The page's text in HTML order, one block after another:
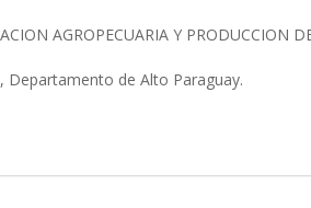
AGROPECUARIA Y PRODUCCION
de Alto Paraguay.